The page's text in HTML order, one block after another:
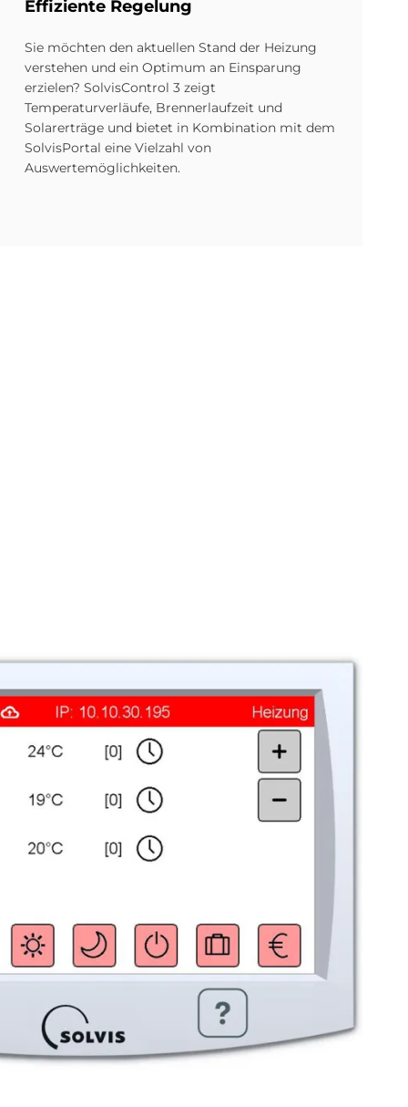
Ef­fi­zi­en­te Re­ge­lung
Sie möchten den aktuellen Stand der Heizung
verstehen und ein Optimum an Einsparung
erzielen? SolvisControl 3 zeigt
Temperaturverläufe, Brennerlaufzeit und
Solarerträge und bietet in Kombination mit dem
SolvisPortal eine Vielzahl von
Auswertemöglichkeiten.